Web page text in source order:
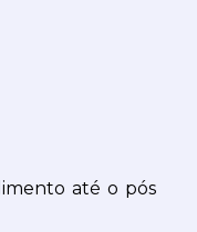
até o pós